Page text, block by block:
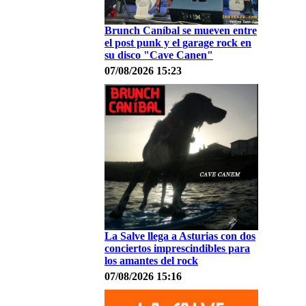
Brunch Caníbal se mueven entre
el post punk y el garage rock en
su disco "Cave Canen"
07/08/2026 15:23
La Salve llega a Asturias con dos
conciertos imprescindibles para
los amantes del rock
07/08/2026 15:16